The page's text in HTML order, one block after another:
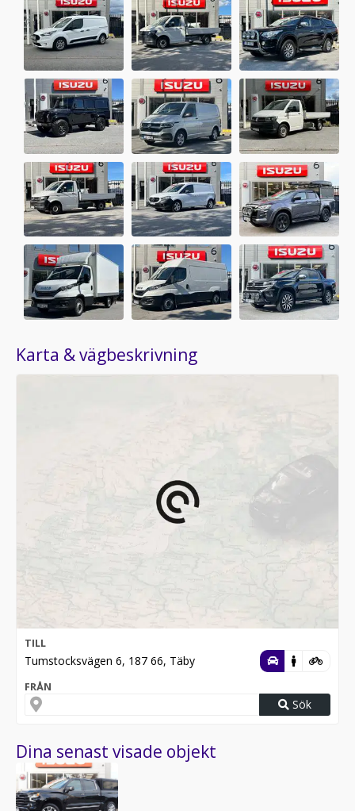
Karta & vägbeskrivning
TILL
Tumstocksvägen 6, 187 66, Täby
FRÅN
Sök
Dina senast visade objekt